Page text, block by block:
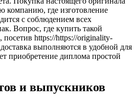
компанию, где изготовление
с соблюдением всех
Вопрос, где купить такой
https://https://originality-
выполняются в удобной для
приобретение диплома простой
и выпускников